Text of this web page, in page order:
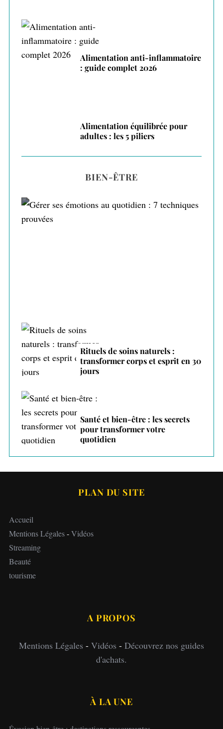
Alimentation anti-inflammatoire
: guide complet 2026
Alimentation équilibrée pour
adultes : les 5 piliers
BIEN-ÊTRE
Rituels de soins naturels :
transformer corps et esprit en 30
jours
Santé et bien-être : les secrets
pour transformer votre
quotidien
PLAN DU SITE
Accueil
Mentions Légales-Vidéos
Streaming
Beauté
tourisme
A PROPOS
Mentions Légales - Vidéos - Découvrez nos guides
d'achats.
À LA UNE